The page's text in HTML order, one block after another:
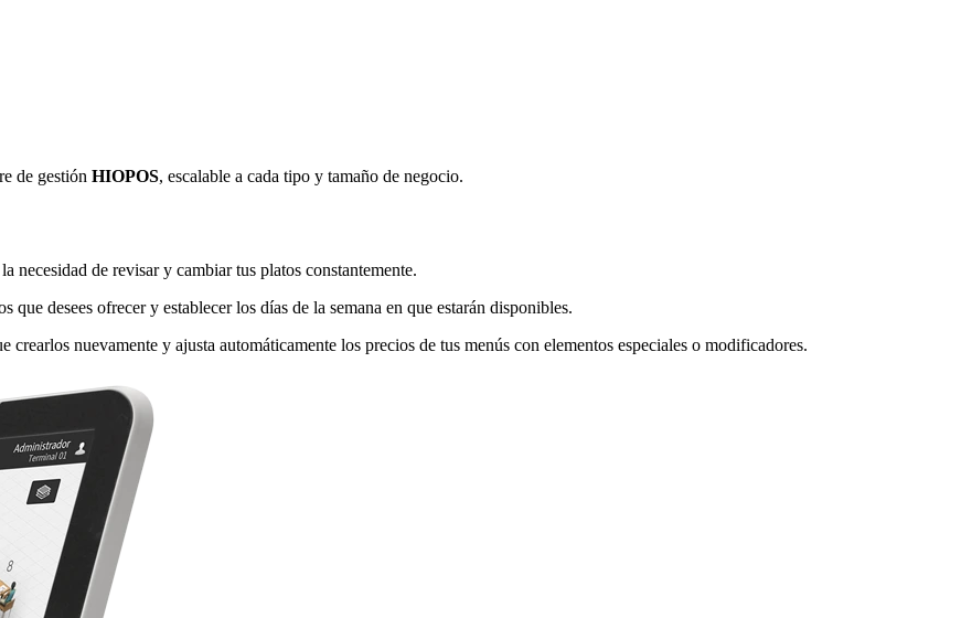
de gestión HIOPOS, escalable a cada tipo y tamaño de negocio.
necesidad de revisar y cambiar tus platos constantemente.
que desees ofrecer y establecer los días de la semana en que estarán disponibles.
crearlos nuevamente y ajusta automáticamente los precios de tus menús con elementos especiales o modificadores.